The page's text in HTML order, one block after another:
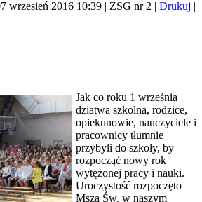
wrzesień 2016 10:39 | ZSG nr 2 | Drukuj |
Jak co roku 1 września
dziatwa szkolna, rodzice,
opiekunowie, nauczyciele i
pracownicy tłumnie
przybyli do szkoły, by
rozpocząć nowy rok
wytężonej pracy i nauki.
Uroczystość rozpoczęto
Mszą Św. w naszym